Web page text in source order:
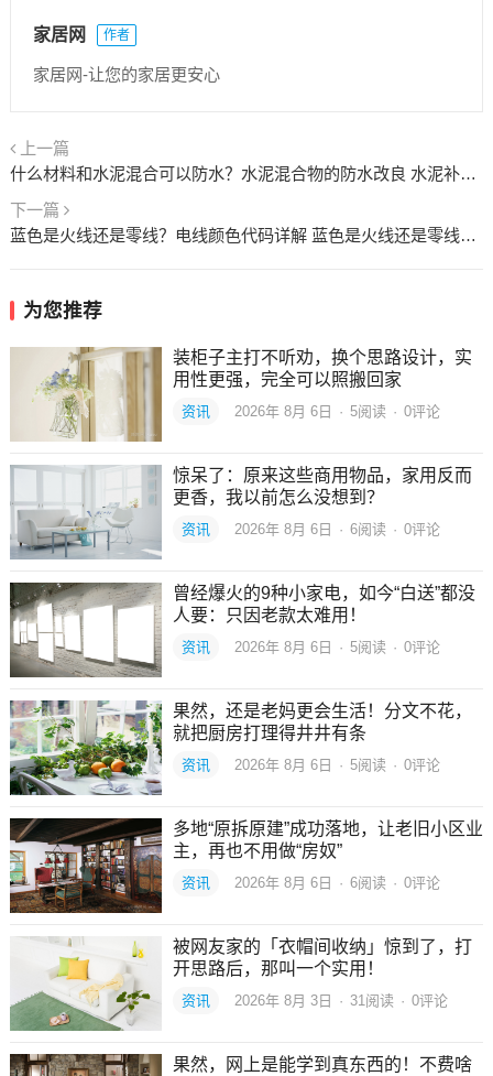
家居网 作者
家居网-让您的家居更安心
上一篇
什么材料和水泥混合可以防水？水泥混合物的防水改良 水泥补漏用什么材料
下一篇
蓝色是火线还是零线？电线颜色代码详解 蓝色是火线还是零线白色是火线呢
为您推荐
装柜子主打不听劝，换个思路设计，实
用性更强，完全可以照搬回家
资讯 2026年 8月 6日 · 5阅读 · 0评论
惊呆了：原来这些商用物品，家用反而
更香，我以前怎么没想到？
资讯 2026年 8月 6日 · 6阅读 · 0评论
曾经爆火的9种小家电，如今“白送”都没
人要：只因老款太难用！
资讯 2026年 8月 6日 · 5阅读 · 0评论
果然，还是老妈更会生活！分文不花，
就把厨房打理得井井有条
资讯 2026年 8月 6日 · 5阅读 · 0评论
多地“原拆原建”成功落地，让老旧小区业
主，再也不用做“房奴”
资讯 2026年 8月 6日 · 6阅读 · 0评论
被网友家的「衣帽间收纳」惊到了，打
开思路后，那叫一个实用！
资讯 2026年 8月 3日 · 31阅读 · 0评论
果然，网上是能学到真东西的！不费啥